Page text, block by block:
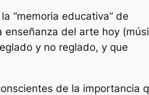
“memoria educativa” de
enseñanza del arte hoy
y no reglado, y que
de la importancia